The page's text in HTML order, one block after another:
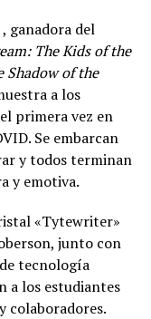
ganadora del
The Kids of the
Shadow of the
a los
primera vez en
Se embarcan
y todos terminan
y emotiva.
«Tytewriter»
junto con
tecnología
a los estudiantes
colaboradores.